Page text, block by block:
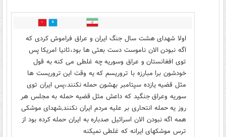
15
اولا شهدای هشت سال جنگ ایران و عراق فراموش کردی که
اگه نبودن الان ناموست دست بعثی ها بود،ثانیا امریکا پس
توی افغانستان و عراق وسوریه چه غلطی می کنه به قول
خودشون برا مبارزه با تروریسم که یه وقت این تروریست ها
مثل قضیه یازده سپتامبر بهشون حمله نکنند،پس ایران توی
سوریه وعراق جنگید که داعش مثل قضیه حمله به مجلس هر
روز یه حمله انتحاری بر علیه مردم ایران نکنند,شهدای موشکی
همه اگه نبودن الان اسرائیل صدباره به ایران حمله کرده بود از
ترس موشکهای ایرانه که غلطی نمیکنه